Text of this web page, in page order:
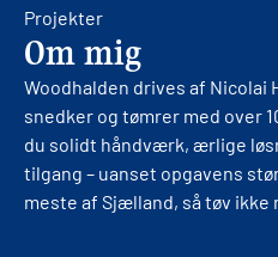
Projekter
Om mig
Woodhalden drives af Nicolai
snedker og tømrer med over
du solidt håndværk, ærlige
tilgang – uanset opgavens
meste af Sjælland, så tøv ikke